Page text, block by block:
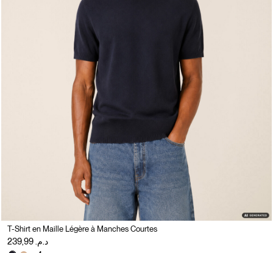
T-Shirt en Maille Légère à Manches Courtes
د.م. 239,99